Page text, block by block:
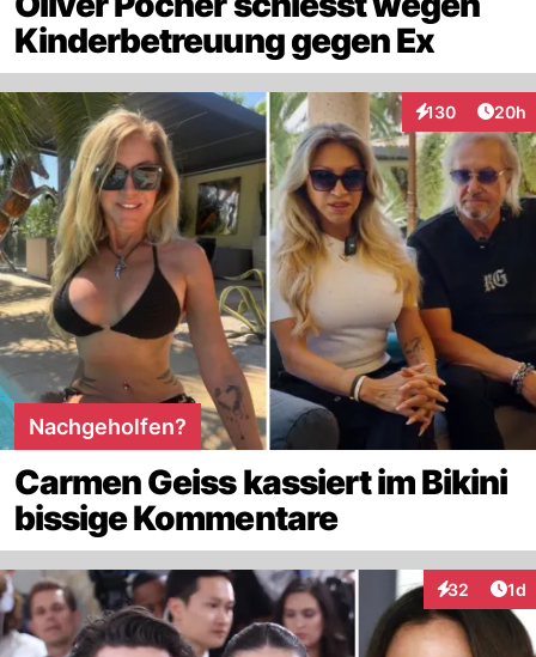
Kinderbetreuung gegen Ex
130
Interaktionen
20h
Nachgeholfen?
Carmen Geiss kassiert im Bikini
bissige Kommentare
32
Interaktionen
1d